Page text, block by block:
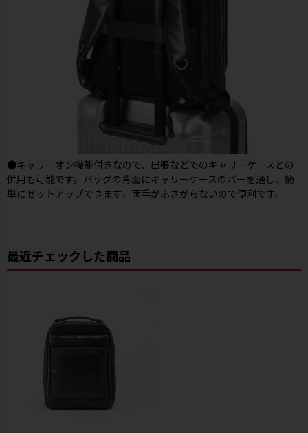
●キャリーオン機能付きなので、出張などでのキャリーケースとの
併用も可能です。バッグの背面にキャリーケースのバーを通し、簡
単にセットアップできます。両手がふさがらないので便利です。
最近チェックした商品